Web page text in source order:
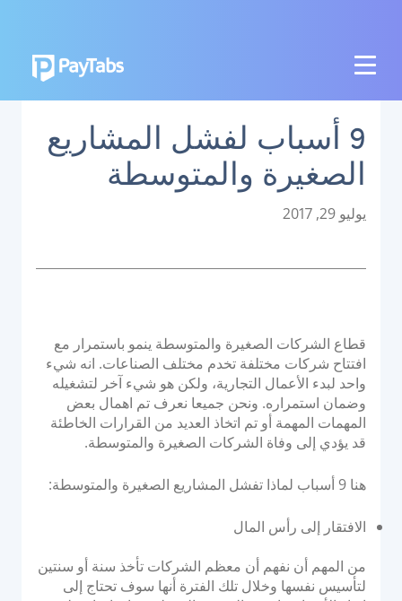
المنتجات
النمو
تطبيق بايمز الشامل
نقاط البيع اللاتلامسية
الربط
نظام الدفع الوطني
نظام التحويل للاستحواذ البنكي
وحدة التحكم في أجهزة الصراف الآلي
منصة إصدار PayTabs
التوسع
9 أسباب لفشل المشاريع
الصغيرة والمتوسطة
P
t
n
يوليو 29, 2017
قطاع الشركات الصغيرة والمتوسطة ينمو باستمرار مع
افتتاح شركات مختلفة تخدم مختلف الصناعات. انه شيء
واحد لبدء الأعمال التجارية، ولكن هو شيء آخر لتشغيله
وضمان استمراره. ونحن جميعا نعرف تم اهمال بعض
المهمات المهمة أو تم اتخاذ العديد من القرارات الخاطئة
قد يؤدي إلى وفاة الشركات الصغيرة والمتوسطة.
هنا 9 أسباب لماذا تفشل المشاريع الصغيرة والمتوسطة:
الافتقار إلى رأس المال
من المهم أن نفهم أن معظم الشركات تأخذ سنة أو سنتين
لتأسيس نفسها وخلال تلك الفترة أنها سوف تحتاج إلى